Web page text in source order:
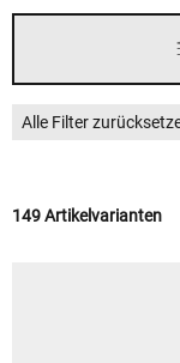
Alle Filter
149 Artikelvarianten